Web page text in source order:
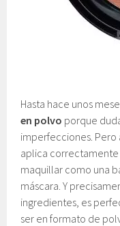
Hasta hace unos
en polvo porque
imperfecciones. Pero
aplica correctamente
maquillar como una
máscara. Y
ingredientes, es
ser en formato de